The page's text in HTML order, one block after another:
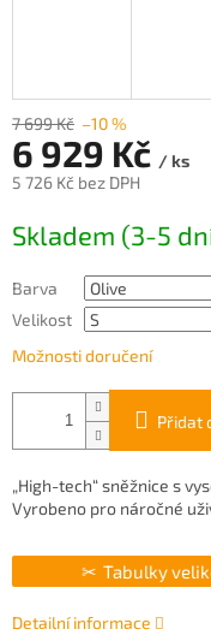
7 699 Kč –10 %
6 929 Kč / ks
5 726 Kč bez DPH
cena:
Skladem (3-5
Barva
Velikost
Možnosti doručení
Přidat
„High-tech“ sněžnice s
Vyrobeno pro náročné
Tabulky
Detailní informace